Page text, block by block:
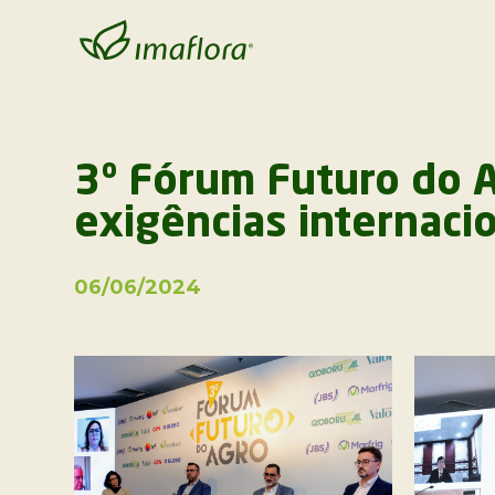
3º Fórum Futuro do
exigências
06/06/2024